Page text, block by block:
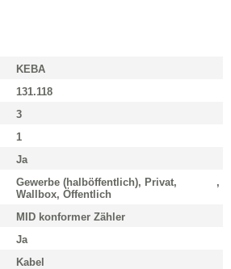
KEBA
131.118
3
1
Ja
Gewerbe (halböffentlich), Privat,
Wallbox, Öffentlich
,
MID konformer Zähler
Ja
Kabel